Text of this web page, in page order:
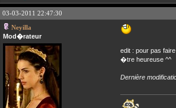
03-03-2011 22:47:30
Neyilla
Mod�rateur
edit : pour pas
�tre heureuse ^^
Dernière